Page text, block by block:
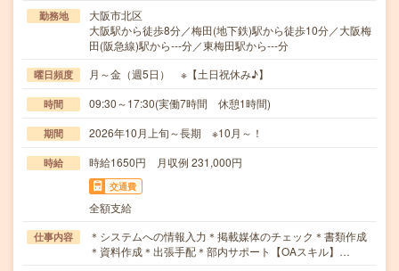
勤務地
大阪市北区
大阪駅から徒歩8分／梅田(地下鉄)駅から徒歩10分／大阪梅
田(阪急線)駅から---分／東梅田駅から---分
曜日頻度 月～金（週5日） ※【土日祝休み♪】
時間 09:30～17:30(実働7時間 休憩1時間)
期間 2026年10月上旬～長期 ※10月～！
時給 時給1650円 月収例 231,000円
交通費
全額支給
仕事内容
＊システムへの情報入力＊掲載媒体のチェック＊書類作成
＊資料作成＊出張手配＊部内サポート【OAスキル】…